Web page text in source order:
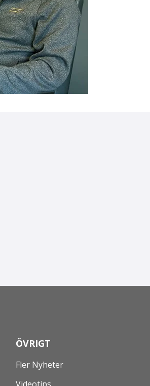
ÖVRIGT
Fler Nyheter